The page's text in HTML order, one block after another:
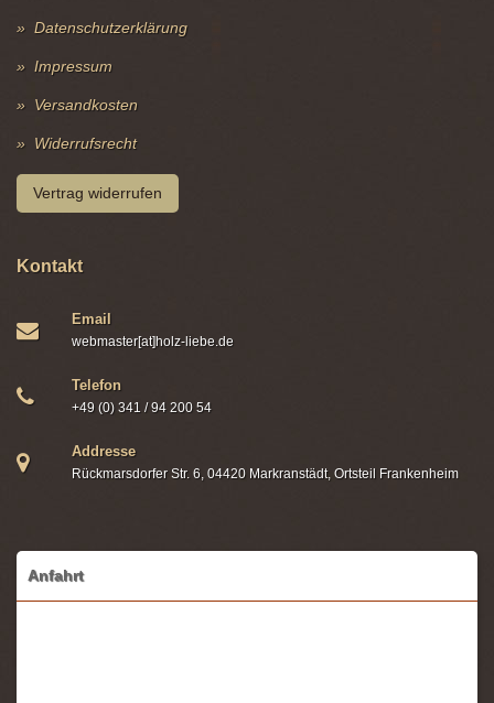
Datenschutzerklärung
Impressum
Versandkosten
Widerrufsrecht
Vertrag widerrufen
Kontakt
Email
webmaster[at]holz-liebe.de
Telefon
+49 (0) 341 / 94 200 54
Addresse
Rückmarsdorfer Str. 6, 04420 Markranstädt, Ortsteil Frankenheim
Anfahrt